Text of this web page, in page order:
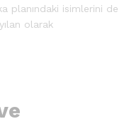
planındaki isimlerini de
olarak